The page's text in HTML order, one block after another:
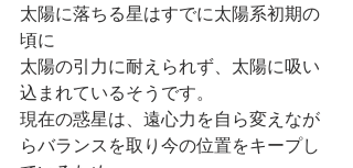
太陽に落ちる星はすでに太陽系初期の
頃に
太陽の引力に耐えられず、太陽に吸い
込まれているそうです。
現在の惑星は、遠心力を自ら変えなが
らバランスを取り今の位置をキープし